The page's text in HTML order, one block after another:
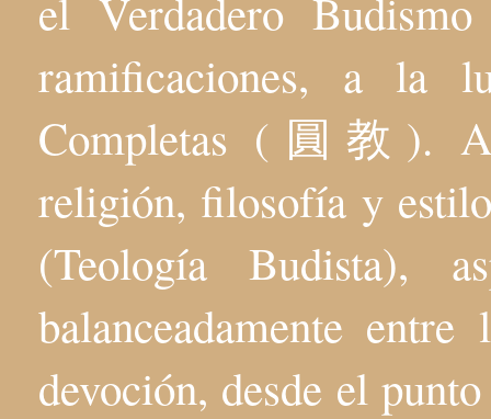
el Verdadero
ramificaciones, a la
Completas (圓教).
religión, filosofía y
(Teología Budista),
balanceadamente
devoción, desde el